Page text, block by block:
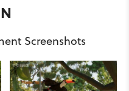
Screenshots